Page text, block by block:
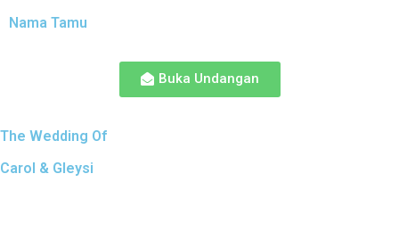
Nama Tamu
Buka Undangan
The Wedding Of
Carol & Gleysi